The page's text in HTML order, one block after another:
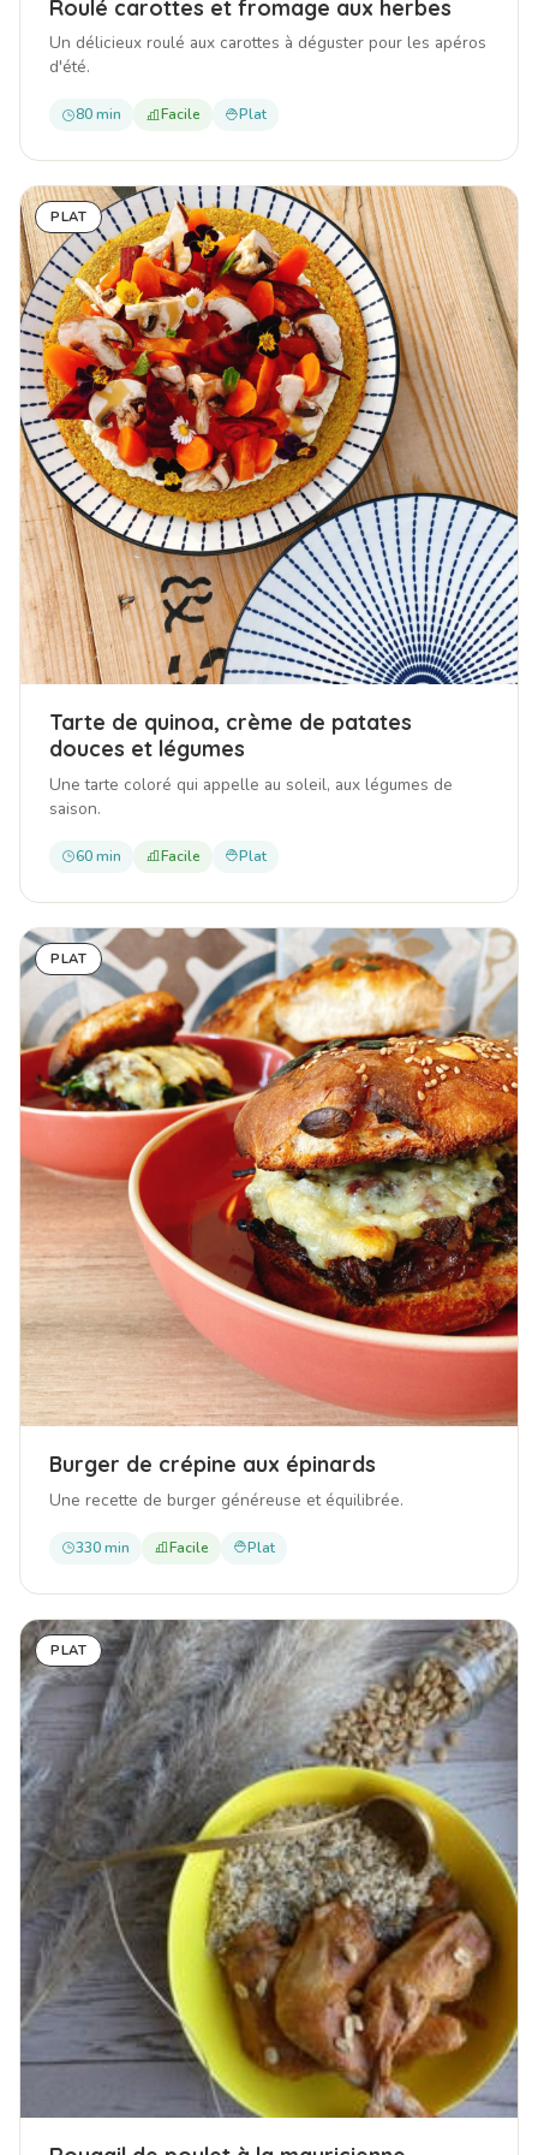
Roulé carottes et fromage aux herbes
Un délicieux roulé aux carottes à déguster pour les apéros
d'été.
80 min Facile Plat
PLAT
Tarte de quinoa, crème de patates
douces et légumes
Une tarte coloré qui appelle au soleil, aux légumes de
saison.
60 min Facile Plat
PLAT
Burger de crépine aux épinards
Une recette de burger généreuse et équilibrée.
330 min Facile Plat
PLAT